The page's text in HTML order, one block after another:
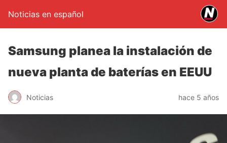
Noticias en español
Samsung planea la instalación de
nueva planta de baterías en EEUU
Noticias hace 5 años